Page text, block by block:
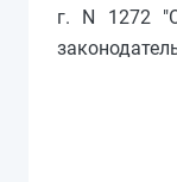
г. N 1272